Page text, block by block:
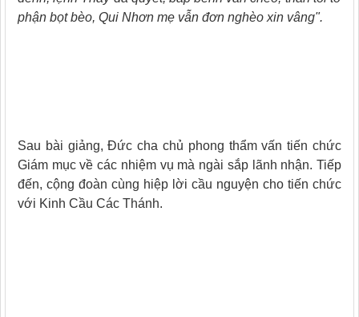
phận bọt bèo, Qui Nhơn mẹ vẫn đơn nghèo xin vâng".
Sau bài giảng, Đức cha chủ phong thẩm vấn tiến chức
Giám mục về các nhiệm vụ mà ngài sắp lãnh nhận. Tiếp
đến, cộng đoàn cùng hiệp lời cầu nguyện cho tiến chức
với Kinh Cầu Các Thánh.